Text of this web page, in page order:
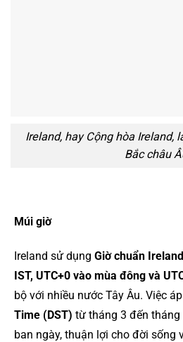
Ireland, hay Cộng hòa Ireland,
Bắc châu
Múi giờ
Ireland sử dụng Giờ chuẩn
IST, UTC+0 vào mùa đông và
bộ với nhiều nước Tây Âu. Việc
Time (DST) từ tháng 3 đến
ban ngày, thuận lợi cho đời sống